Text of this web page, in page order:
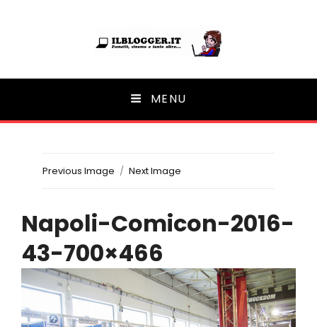
Ilblogger.it
Il portalino di blog | MENU
Previous Image Next Image
Napoli-Comicon-2016-
43-700×466